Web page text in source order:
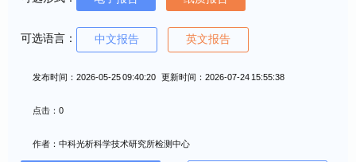
可选语言： 中文报告 英文报告
发布时间：2026-05-25 09:40:20 更新时间：2026-07-24 15:55:38
点击：0
作者：中科光析科学技术研究所检测中心